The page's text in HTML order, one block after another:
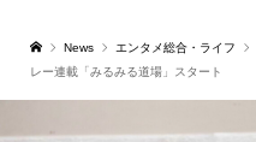
News エンタメ総合・ライフ
レー連載「みるみる道場」スタート